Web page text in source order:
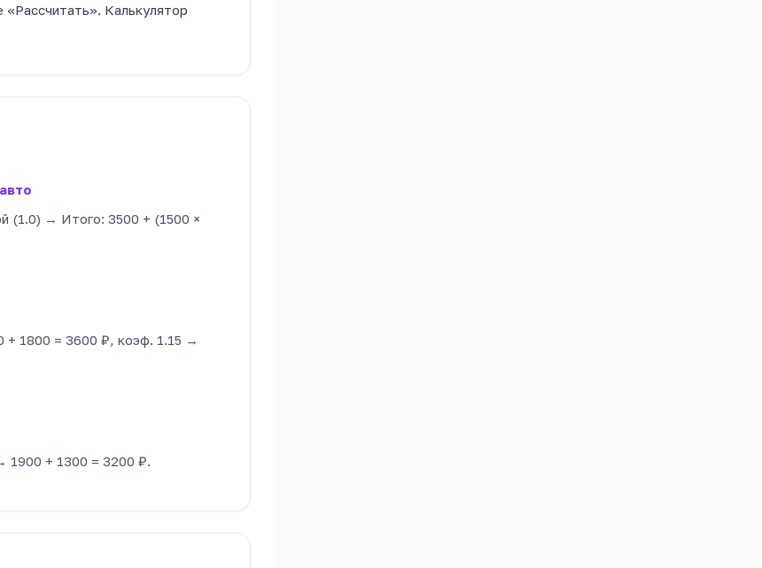
Калькулятор
(1.0) → Итого: 3500 + (1500 ×
+ 1800 = 3600 ₽, коэф. 1.15 →
1900 + 1300 = 3200 ₽.